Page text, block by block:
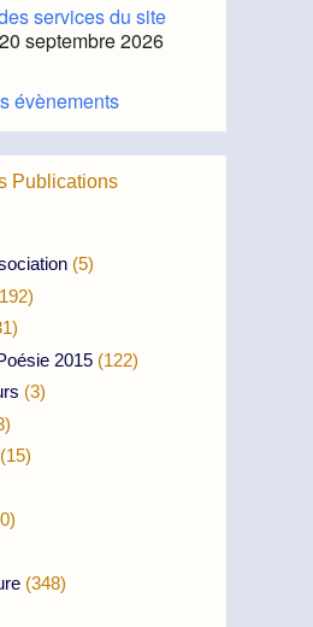
services du site
septembre 2026
évènements
Publications
(5)
2015 (122)
(3)
(15)
(348)